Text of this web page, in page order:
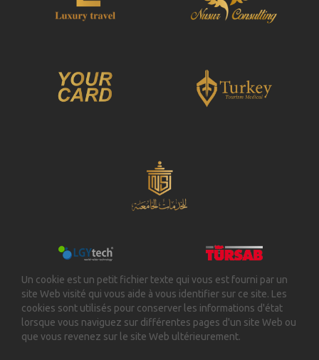
Un cookie est un petit fichier texte qui vous est fourni par un
site Web visité qui vous aide à vous identifier sur ce site. Les
cookies sont utilisés pour conserver les informations d'état
lorsque vous naviguez sur différentes pages d'un site Web ou
que vous revenez sur le site Web ultérieurement.